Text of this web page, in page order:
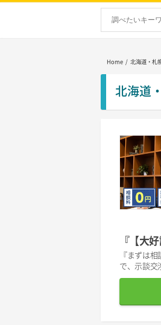
Home / 北海道・札
北海道
『【大
『まずは
で、示談交